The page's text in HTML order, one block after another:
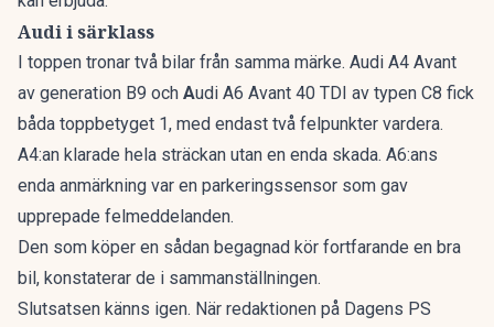
Audi i särklass
I toppen tronar två bilar från samma märke. Audi A4 Avant
av generation B9 och Audi A6 Avant 40 TDI av typen C8 fick
båda toppbetyget 1, med endast två felpunkter vardera.
A4:an klarade hela sträckan utan en enda skada. A6:ans
enda anmärkning var en parkeringssensor som gav
upprepade felmeddelanden.
Den som köper en sådan begagnad kör fortfarande en bra
bil, konstaterar de i sammanställningen.
Slutsatsen känns igen. När redaktionen på Dagens PS